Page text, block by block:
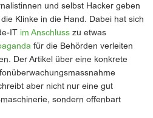
und selbst Hacker geben
Klinke in die Hand. Dabei hat sich
IT im Anschluss zu etwas
für die Behörden verleiten
Der Artikel über eine konkrete
aber nicht nur eine gut
sondern offenbart